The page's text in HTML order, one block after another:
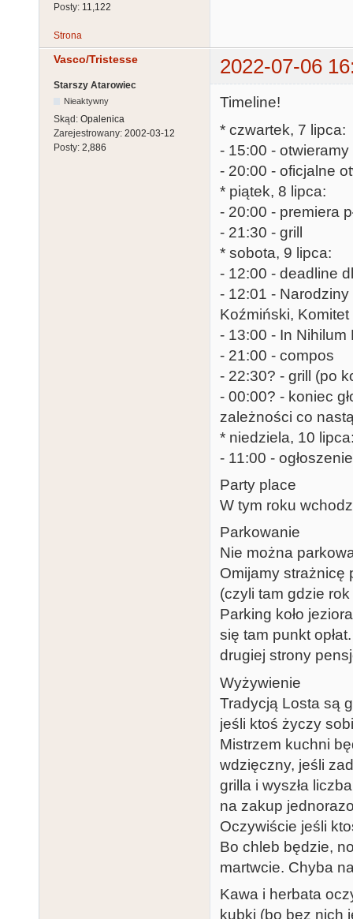
Posty: 11,122
Strona
Vasco/Tristesse 2022-07-06
Starszy Atarowiec
Nieaktywny
Skąd: Opalenica
Zarejestrowany: 2002-03-12
Posty: 2,886
Timeline!
* czwartek, 7 lipca:
- 15:00 - otwieramy
- 20:00 - oficjalne
* piątek, 8 lipca:
- 20:00 - premiera
- 21:30 - grill
* sobota, 9 lipca:
- 12:00 - deadline
- 12:01 -
Koźmiński,
- 13:00 - In
- 21:00 - compos
- 22:30? - grill (po
- 00:00? - koniec
zależności co
* niedziela, 10
- 11:00 -
Party place
W tym roku
Parkowanie
Nie można
Omijamy strażnicę
(czyli tam gdzie
Parking koło
się tam punkt
drugiej strony
Wyżywienie
Tradycją Losta są
jeśli ktoś życzy
Mistrzem kuchni
wdzięczny, jeśli
grilla i wyszła
na zakup
Oczywiście jeśli
Bo chleb będzie,
martwcie. Chyba
Kawa i herbata
kubki (bo bez nich